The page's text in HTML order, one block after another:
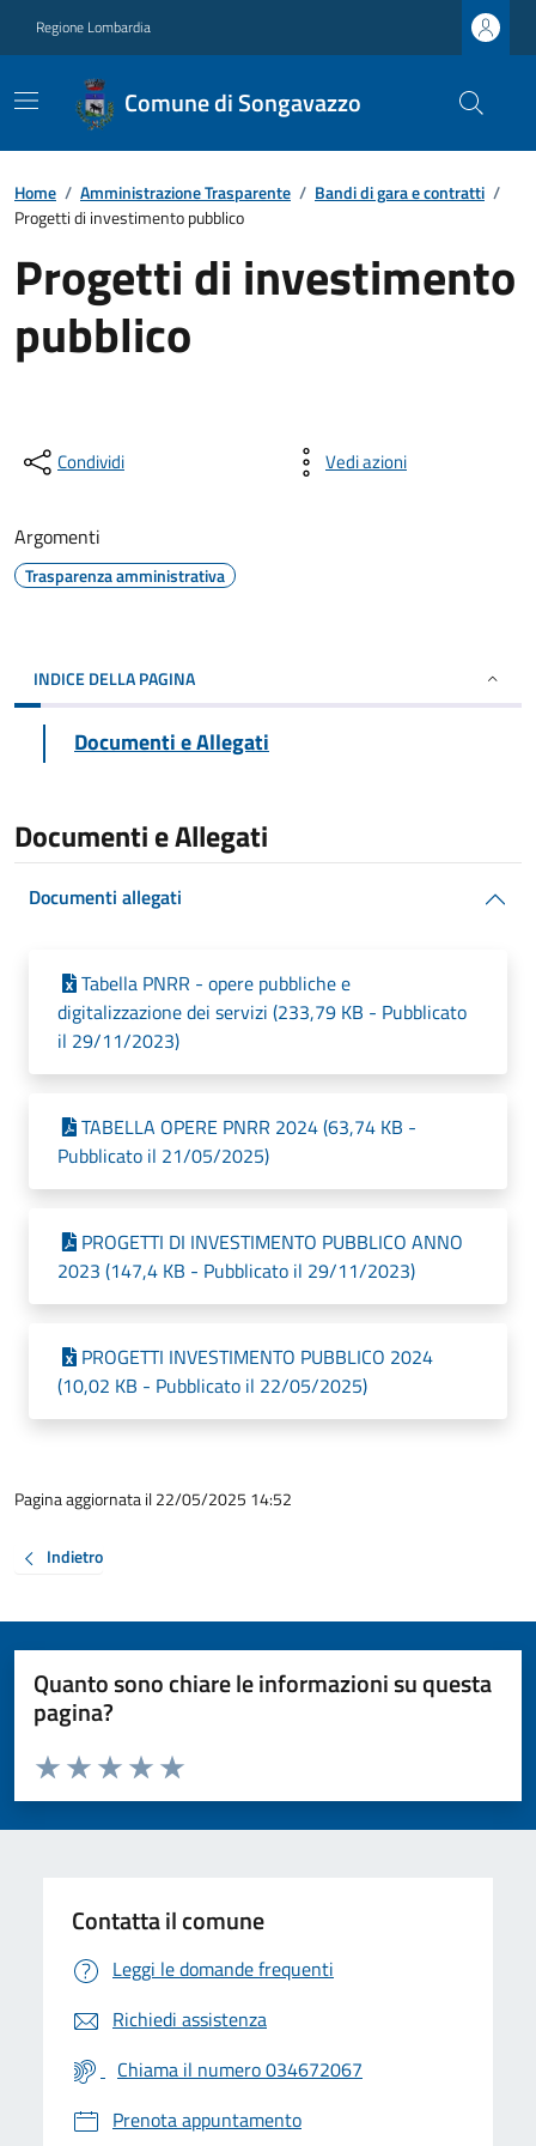
Regione Lombardia
Comune di Songavazzo
Home / Amministrazione Trasparente / Bandi di gara e contratti /
Progetti di investimento pubblico
Progetti di investimento
pubblico
Condividi Vedi azioni
Argomenti
Trasparenza amministrativa
INDICE DELLA PAGINA
Documenti e Allegati
Documenti e Allegati
Documenti allegati
Tabella PNRR - opere pubbliche e
digitalizzazione dei servizi (233,79 KB - Pubblicato
il 29/11/2023)
TABELLA OPERE PNRR 2024 (63,74 KB -
Pubblicato il 21/05/2025)
PROGETTI DI INVESTIMENTO PUBBLICO ANNO
2023 (147,4 KB - Pubblicato il 29/11/2023)
PROGETTI INVESTIMENTO PUBBLICO 2024
(10,02 KB - Pubblicato il 22/05/2025)
Pagina aggiornata il 22/05/2025 14:52
Indietro
Quanto sono chiare le informazioni su questa
pagina?
Valuta da 1 a 5 stelle la pagina
Valuta 5 stelle su 5
Valuta 4 stelle su 5
Valuta 3 stelle su 5
Valuta 2 stelle su 5
Valuta 1 stelle su 5
Contatta il comune
Leggi le domande frequenti
Richiedi assistenza
Chiama il numero 034672067
Prenota appuntamento